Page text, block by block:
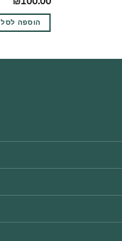
הוספה לסל